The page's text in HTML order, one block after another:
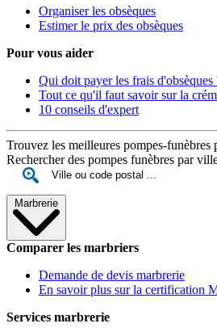
Organiser les obsèques
Estimer le prix des obsèques
Pour vous aider
Qui doit payer les frais d'obsèques
Tout ce qu'il faut savoir sur la
10 conseils d'expert
Trouvez les meilleures pompes-funèbres
Rechercher des pompes funèbres par
Marbrerie
Comparer les marbriers
Demande de devis marbrerie
En savoir plus sur la certification
Services marbrerie